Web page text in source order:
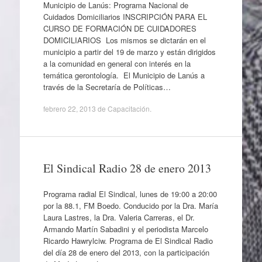
Municipio de Lanús: Programa Nacional de
Cuidados Domiciliarios INSCRIPCIÓN PARA EL
CURSO DE FORMACIÓN DE CUIDADORES
DOMICILIARIOS Los mismos se dictarán en el
municipio a partir del 19 de marzo y están dirigidos
a la comunidad en general con interés en la
temática gerontología. El Municipio de Lanús a
través de la Secretaría de Políticas…
febrero 22, 2013 de Capacitación
El Sindical Radio 28 de enero 2013
Programa radial El Sindical, lunes de 19:00 a 20:00
por la 88.1, FM Boedo. Conducido por la Dra. María
Laura Lastres, la Dra. Valeria Carreras, el Dr.
Armando Martín Sabadini y el periodista Marcelo
Ricardo Hawrylciw. Programa de El Sindical Radio
del día 28 de enero del 2013, con la participación